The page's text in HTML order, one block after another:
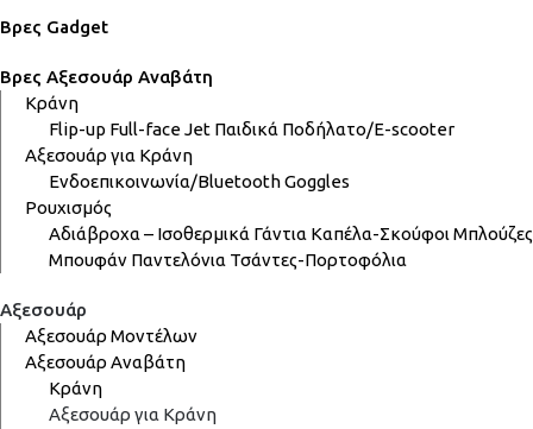
Βρες Gadget
Βρες Αξεσουάρ Αναβάτη
Κράνη
Flip-up Full-faceJet Παιδικά Ποδήλατο/E-scooter
Αξεσουάρ για Κράνη
Ενδοεπικοινωνία/BluetoothGoggles
Ρουχισμός
Αδιάβροχα – Ισοθερμικά Γάντια Καπέλα-Σκούφοι Μπλούζες
Μπουφάν Παντελόνια Τσάντες-Πορτοφόλια
Αξεσουάρ
Αξεσουάρ Μοντέλων
Αξεσουάρ Αναβάτη
Κράνη
Αξεσουάρ για Κράνη